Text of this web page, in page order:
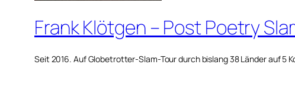
Frank Klötgen – Post Poetry
Seit 2016. Auf Globetrotter-Slam-Tour durch bislang 38 Länder auf 5